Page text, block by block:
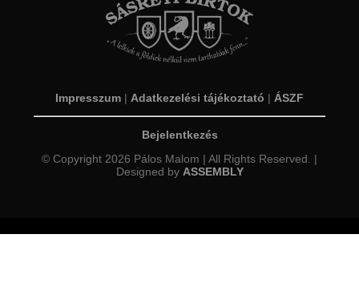
Impresszum | Adatkezelési tájékoztató | ÁSZF
Bejelentkezés
© Copyright 2026 Pálos Malom | All Rights Reserved. |
Designed by ASSEMBLY